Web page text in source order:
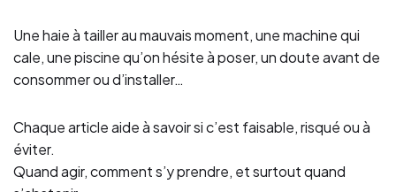
Une haie à tailler au mauvais moment, une machine qui
cale, une piscine qu’on hésite à poser, un doute avant de
consommer ou d’installer…
Chaque article aide à savoir si c’est faisable, risqué ou à
éviter.
Quand agir, comment s’y prendre, et surtout quand